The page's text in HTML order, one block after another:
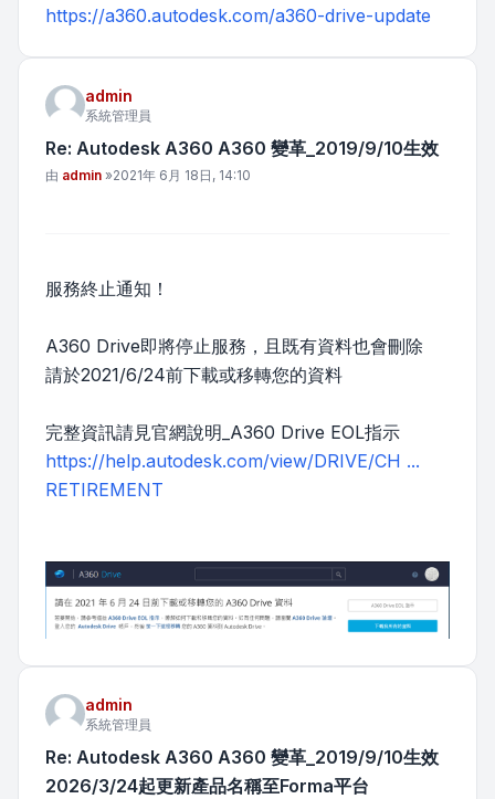
https://a360.autodesk.com/a360-drive-update
admin
系統管理員
Re: Autodesk A360 A360 變革_2019/9/10生效
文章
由 admin »2021年 6月 18日, 14:10
服務終止通知！
A360 Drive即將停止服務，且既有資料也會刪除
請於2021/6/24前下載或移轉您的資料
完整資訊請見官網說明_A360 Drive EOL指示
https://help.autodesk.com/view/DRIVE/CH ...
RETIREMENT
admin
系統管理員
Re: Autodesk A360 A360 變革_2019/9/10生效
2026/3/24起更新產品名稱至Forma平台